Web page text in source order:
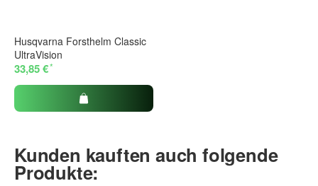
Husqvarna Forsthelm Classic
UltraVision
33,85 €*
Kunden kauften auch folgende
Produkte: